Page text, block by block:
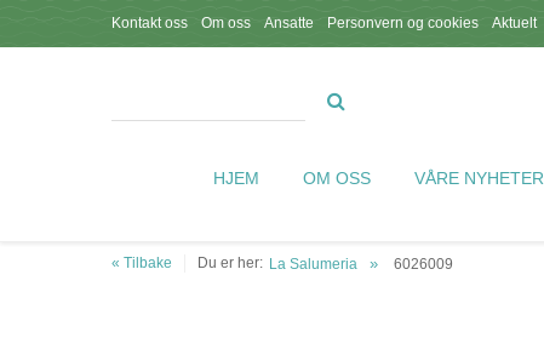
Kontakt oss Om oss Ansatte Personvern og cookies Aktuelt
HJEM OM OSS VÅRE NYHETER
« Tilbake Du er her: La Salumeria 6026009